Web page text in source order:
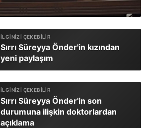
Sırrı Süreyya Önder'in kızından
yeni paylaşım
Sırrı Süreyya Önder'in son
durumuna ilişkin doktorlardan
açıklama